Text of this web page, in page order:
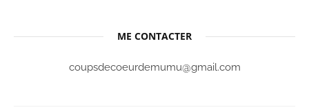
ME CONTACTER
coupsdecoeurdemumu@gmail.com